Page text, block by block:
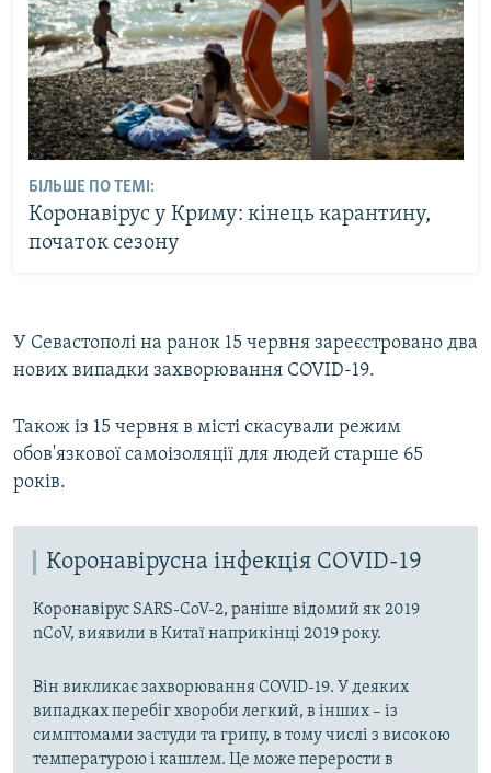
БІЛЬШЕ ПО ТЕМІ:
Коронавірус у Криму: кінець карантину,
початок сезону
У Севастополі на ранок 15 червня зареєстровано два
нових випадки захворювання COVID-19.
Також із 15 червня в місті скасували режим
обов'язкової самоізоляції для людей старше 65
років.
Коронавірусна інфекція COVID-19
Коронавірус SARS-CoV-2, раніше відомий як 2019
nCoV, виявили в Китаї наприкінці 2019 року.
Він викликає захворювання COVID-19. У деяких
випадках перебіг хвороби легкий, в інших – із
симптомами застуди та грипу, в тому числі з високою
температурою і кашлем. Це може перерости в